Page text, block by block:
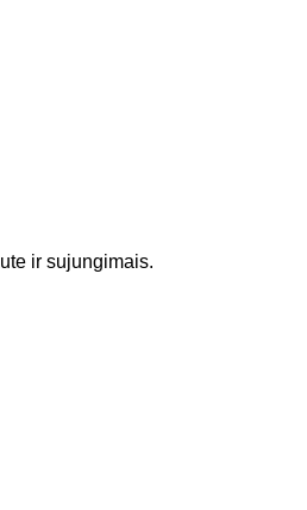
ir sujungimais.